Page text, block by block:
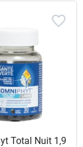
Total Nuit 1,9